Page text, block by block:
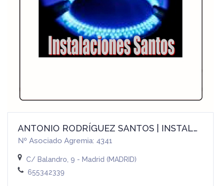
ANTONIO RODRÍGUEZ SANTOS | INSTALACIONES SANTOS
Nº Asociado Agremia: 4341
C/ Balandro, 9 - Madrid (MADRID)
655342339